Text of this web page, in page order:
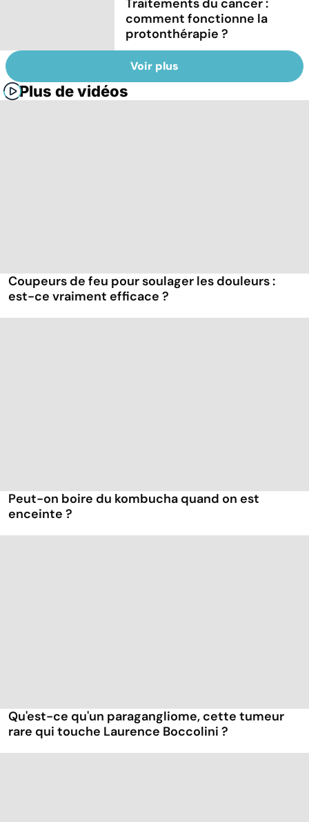
comment fonctionne la
protonthérapie ?
Voir plus
Plus de vidéos
Coupeurs de feu pour soulager les douleurs :
est-ce vraiment efficace ?
Peut-on boire du kombucha quand on est
enceinte ?
Qu'est-ce qu'un paragangliome, cette tumeur
rare qui touche Laurence Boccolini ?